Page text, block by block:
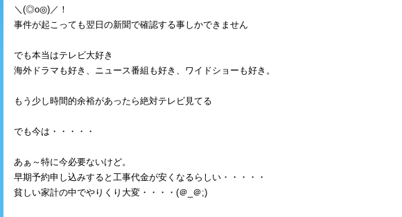
＼(◎o◎)／！
事件が起こっても翌日の新聞で確認する事しかできません
でも本当はテレビ大好き
海外ドラマも好き、ニュース番組も好き、ワイドショーも好き。
もう少し時間的余裕があったら絶対テレビ見てる
でも今は・・・・・
あぁ～特に今必要ないけど。
早期予約申し込みすると工事代金が安くなるらしい・・・・・
貧しい家計の中でやりくり大変・・・・(＠_＠;)